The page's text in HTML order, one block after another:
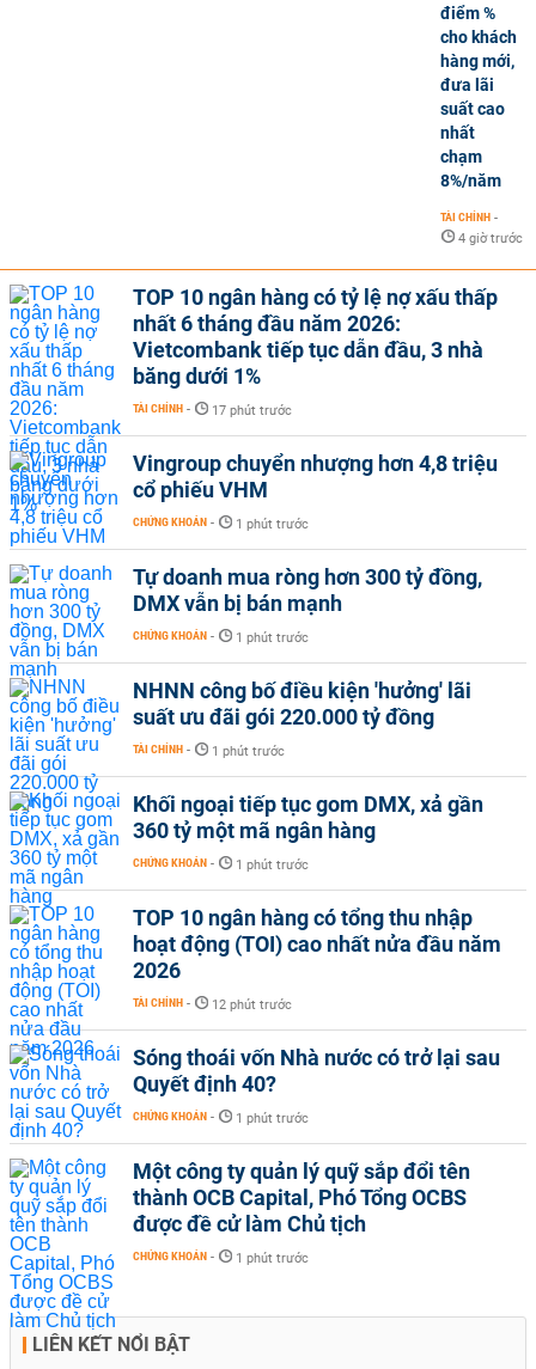
điểm %
cho khách
hàng mới,
đưa lãi
suất cao
nhất
chạm
8%/năm
TÀI CHÍNH -
4 giờ trước
TOP 10 ngân hàng có tỷ lệ nợ xấu thấp
nhất 6 tháng đầu năm 2026:
Vietcombank tiếp tục dẫn đầu, 3 nhà
băng dưới 1%
TÀI CHÍNH - 17 phút trước
Vingroup chuyển nhượng hơn 4,8 triệu
cổ phiếu VHM
CHỨNG KHOÁN - 1 phút trước
Tự doanh mua ròng hơn 300 tỷ đồng,
DMX vẫn bị bán mạnh
CHỨNG KHOÁN - 1 phút trước
NHNN công bố điều kiện 'hưởng' lãi
suất ưu đãi gói 220.000 tỷ đồng
TÀI CHÍNH - 1 phút trước
Khối ngoại tiếp tục gom DMX, xả gần
360 tỷ một mã ngân hàng
CHỨNG KHOÁN - 1 phút trước
TOP 10 ngân hàng có tổng thu nhập
hoạt động (TOI) cao nhất nửa đầu năm
2026
TÀI CHÍNH - 12 phút trước
Sóng thoái vốn Nhà nước có trở lại sau
Quyết định 40?
CHỨNG KHOÁN - 1 phút trước
Một công ty quản lý quỹ sắp đổi tên
thành OCB Capital, Phó Tổng OCBS
được đề cử làm Chủ tịch
CHỨNG KHOÁN - 1 phút trước
LIÊN KẾT NỔI BẬT